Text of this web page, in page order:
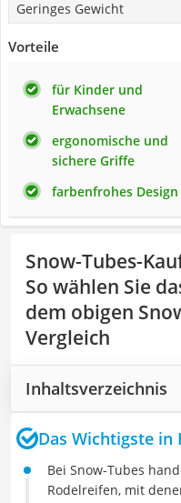
Geringes Gewicht
Vorteile
für Kinder und
Erwachsene
ergonomische und
sichere Griffe
farbenfrohes Design
Snow-Tubes-
So wählen Sie
dem obigen
Vergleich
Inhaltsverzeichnis
Das Wichtigste in
Bei Snow-Tubes
Rodelreifen, mit